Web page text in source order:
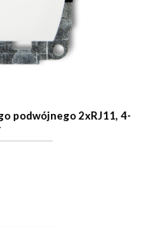
podwójnego 2xRJ11, 4-